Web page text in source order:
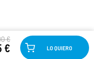
€
€
LO QUIERO